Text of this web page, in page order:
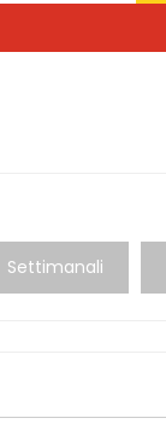
Settimanali